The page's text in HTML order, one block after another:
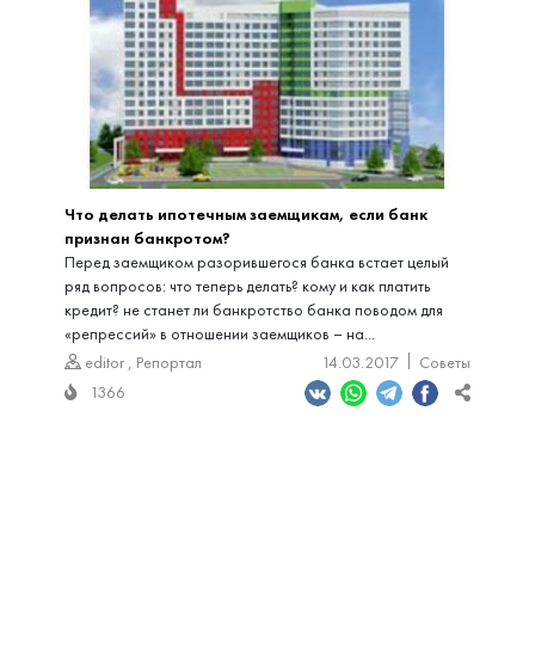
Что делать ипотечным заемщикам, если банк
признан банкротом?
Перед заемщиком разорившегося банка встает целый
ряд вопросов: что теперь делать? кому и как платить
кредит? не станет ли банкротство банка поводом для
«репрессий» в отношении заемщиков – на...
editor , Репортал 14.03.2017
Советы
1366